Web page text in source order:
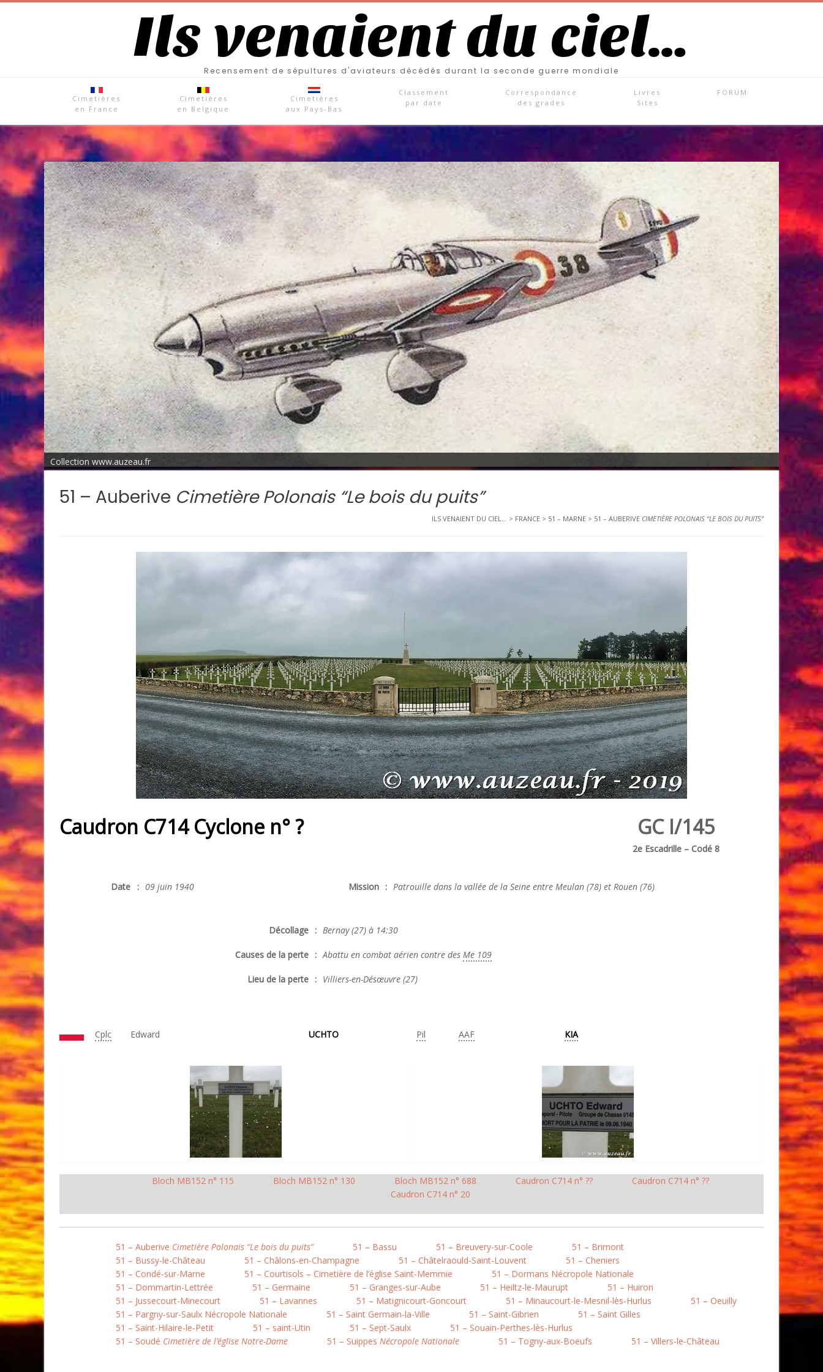
Ils venaient du ciel…
Recensement de sépultures d'aviateurs décédés durant la seconde guerre mondiale
Cimetières
en France
Cimetières
en Belgique
Cimetières
aux Pays-Bas
Classement
par date
Correspondance
des grades
Livres
Sites
FORUM
Collection www.auzeau.fr
51 – Auberive Cimetière Polonais “Le bois du puits”
ILS VENAIENT DU CIEL... > FRANCE > 51 – MARNE > 51 – AUBERIVE CIMETIÈRE POLONAIS “LE BOIS DU PUITS”
Caudron C714 Cyclone n° ? GC I/145
2e Escadrille – Codé 8
Date : 09 juin 1940 Mission : Patrouille dans la vallée de la Seine entre Meulan (78) et Rouen (76)
Décollage : Bernay (27) à 14:30
Causes de la perte : Abattu en combat aérien contre des Me 109
Lieu de la perte : Villiers-en-Désœuvre (27)
Cplc Edward UCHTO Pil AAF KIA
Bloch MB152 n° 115 Bloch MB152 n° 130 Bloch MB152 n° 688 Caudron C714 n° ??
Caudron C714 n° ??
Caudron C714 n° 20
51 – Auberive Cimetière Polonais “Le bois du puits” 51 – Bassu 51 – Breuvery-sur-Coole
51 – Brimont
51 – Bussy-le-Château
51 – Châlons-en-Champagne 51 – Châtelraould-Saint-Louvent
51 – Cheniers
51 – Condé-sur-Marne
51 – Courtisols – Cimetière de l’église Saint-Memmie
51 – Dormans Nécropole Nationale
51 – Dommartin-Lettrée
51 – Germaine 51 – Granges-sur-Aube 51 – Heiltz-le-Maurupt
51 – Huiron
51 – Jussecourt-Minecourt
51 – Lavannes 51 – Matignicourt-Goncourt 51 – Minaucourt-le-Mesnil-lès-Hurlus
51 – Oeuilly
51 – Pargny-sur-Saulx Nécropole Nationale
51 – Saint Germain-la-Ville 51 – Saint-Gibrien
51 – Saint Gilles
51 – Saint-Hilaire-le-Petit
51 – saint-Utin 51 – Sept-Saulx
51 – Souain-Perthes-lès-Hurlus
51 – Soudé Cimetière de l’église Notre-Dame 51 – Suippes Nécropole Nationale 51 – Togny-aux-Boeufs 51 – Villers-le-Château